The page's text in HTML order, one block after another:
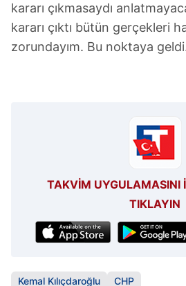
kararı çıkmasaydı
kararı çıktı bütün gerçekleri
zorundayım. Bu noktaya
TAKVİM UYGULAMASINI
TIKLAYIN
Kemal Kılıçdaroğlu CHP